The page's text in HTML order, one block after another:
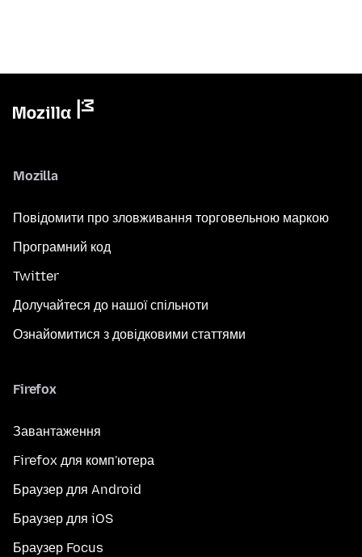
Mozilla
Повідомити про зловживання торговельною маркою
Програмний код
Twitter
Долучайтеся до нашої спільноти
Ознайомитися з довідковими статтями
Firefox
Завантаження
Firefox для комп'ютера
Браузер для Android
Браузер для iOS
Браузер Focus